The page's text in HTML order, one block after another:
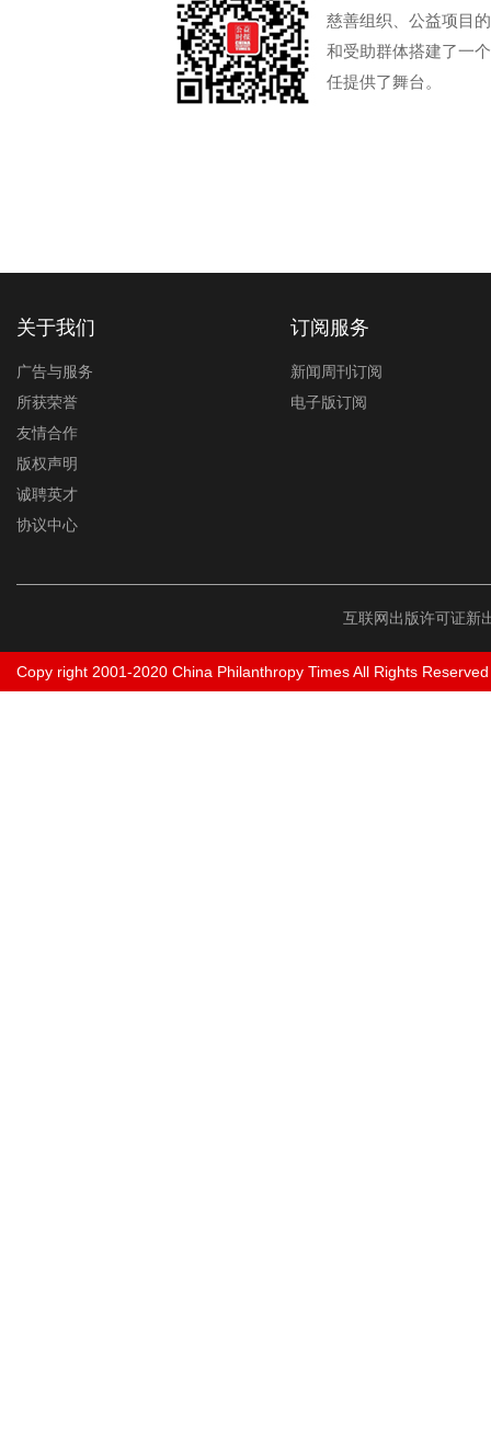
慈善组织、公益项目
和受助群体搭建了一
任提供了舞台。
关于我们
广告与服务
所获荣誉
友情合作
版权声明
诚聘英才
协议中心
订阅服务
新闻周刊订阅
电子版订阅
互联网出版许可证新
Copy right 2001-2020 China Philanthropy Times All Rights Reserved